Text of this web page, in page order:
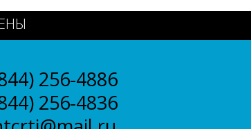
256-4886
256-4836